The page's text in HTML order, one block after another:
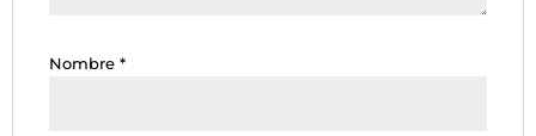
Nombre *